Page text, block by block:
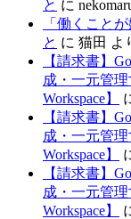
と に
「働くこと
と に 猫田 よ
【請求書】
成・一元管
Workspace】
【請求書】
成・一元管
Workspace】
【請求書】
成・一元管
Workspace】